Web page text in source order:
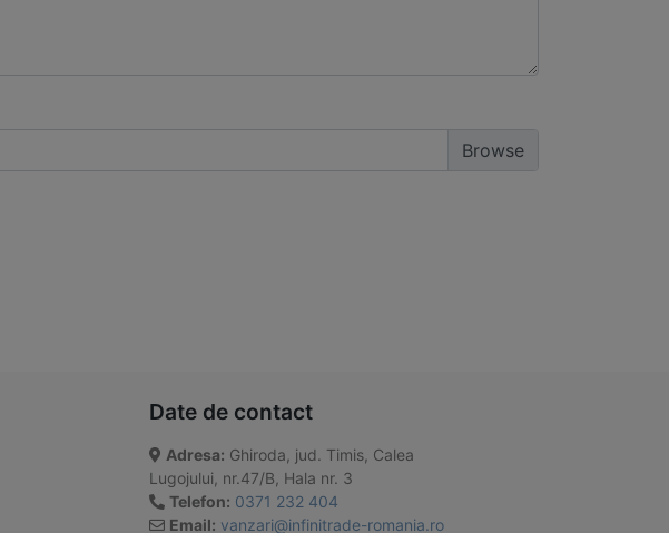
Date de contact
Adresa: Ghiroda, jud. Timis, Calea
Lugojului, nr.47/B, Hala nr. 3
Telefon: 0371 232 404
Email: vanzari@infinitrade-romania.ro